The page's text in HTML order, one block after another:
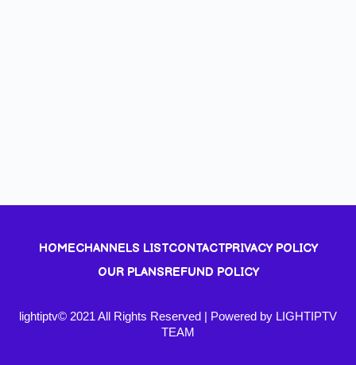
HOMECHANNELS LISTCONTACTPRIVACY POLICY
OUR PLANSREFUND POLICY
lightiptv© 2021 All Rights Reserved | Powered by LIGHTIPTV
TEAM